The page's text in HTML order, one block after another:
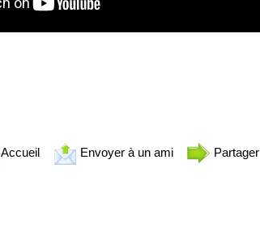
Accueil Envoyer à un ami Partager